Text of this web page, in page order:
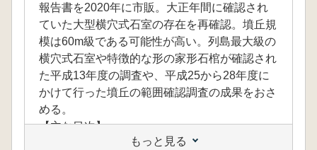
報告書を2020年に市販。大正年間に確認され
ていた大型横穴式石室の存在を再確認。墳丘規
模は60m級である可能性が高い。列島最大級の
横穴式石室や特徴的な形の家形石棺が確認され
た平成13年度の調査や、平成25から28年度に
かけて行った墳丘の範囲確認調査の成果をおさ
める。
【主な目次】
第1章 地理的・歴史的環境
もっと見る